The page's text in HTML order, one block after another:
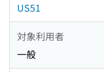
US51
対象利用者
一般